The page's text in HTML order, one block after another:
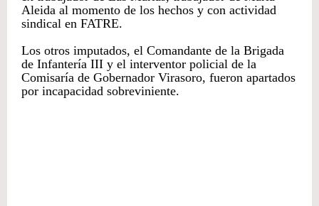
Aleida al momento de los hechos y con actividad
sindical en FATRE.
Los otros imputados, el Comandante de la Brigada
de Infantería III y el interventor policial de la
Comisaría de Gobernador Virasoro, fueron apartados
por incapacidad sobreviniente.